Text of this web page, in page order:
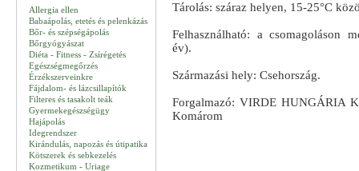
Allergia ellen
Babaápolás, etetés és pelenkázás
Bőr- és szépségápolás
Bőrgyógyászat
Diéta - Fitness - Zsírégetés
Egészségmegőrzés
Érzékszerveinkre
Fájdalom- és lázcsillapítók
Filteres és tasakolt teák
Gyermekegészségügy
Hajápolás
Idegrendszer
Kirándulás, napozás és útipatika
Kötszerek és sebkezelés
Kozmetikum - Uriage
Tárolás: száraz helyen, 15-25°C
Felhasználható: a csomagoláson
év).
Származási hely: Csehország.
Forgalmazó: VIRDE HUNGÁRIA
Komárom